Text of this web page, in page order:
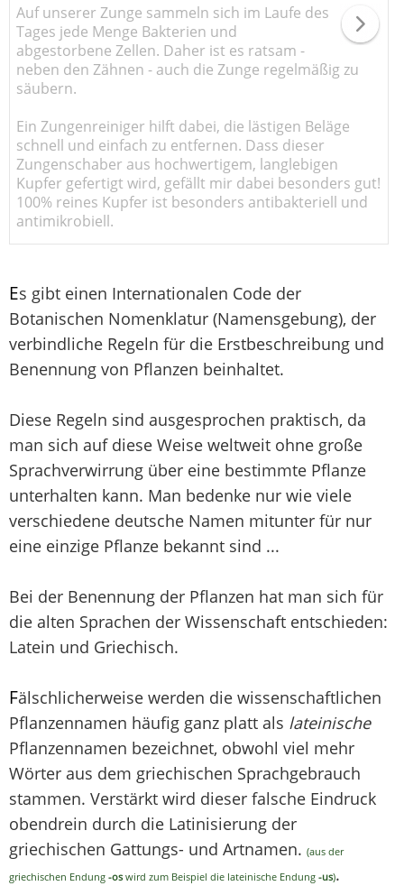
Auf unserer Zunge sammeln sich im Laufe des
Tages jede Menge Bakterien und
abgestorbene Zellen. Daher ist es ratsam -
neben den Zähnen - auch die Zunge regelmäßig zu
säubern.
Ein Zungenreiniger hilft dabei, die lästigen Beläge
schnell und einfach zu entfernen. Dass dieser
Zungenschaber aus hochwertigem, langlebigen
Kupfer gefertigt wird, gefällt mir dabei besonders gut!
100% reines Kupfer ist besonders antibakteriell und
antimikrobiell.
Es gibt einen Internationalen Code der
Botanischen Nomenklatur (Namensgebung), der
verbindliche Regeln für die Erstbeschreibung und
Benennung von Pflanzen beinhaltet.
Diese Regeln sind ausgesprochen praktisch, da
man sich auf diese Weise weltweit ohne große
Sprachverwirrung über eine bestimmte Pflanze
unterhalten kann. Man bedenke nur wie viele
verschiedene deutsche Namen mitunter für nur
eine einzige Pflanze bekannt sind ...
Bei der Benennung der Pflanzen hat man sich für
die alten Sprachen der Wissenschaft entschieden:
Latein und Griechisch.
Fälschlicherweise werden die wissenschaftlichen
Pflanzennamen häufig ganz platt als lateinische
Pflanzennamen bezeichnet, obwohl viel mehr
Wörter aus dem griechischen Sprachgebrauch
stammen. Verstärkt wird dieser falsche Eindruck
obendrein durch die Latinisierung der
griechischen Gattungs- und Artnamen. (aus der
griechischen Endung -os wird zum Beispiel die lateinische Endung -us).